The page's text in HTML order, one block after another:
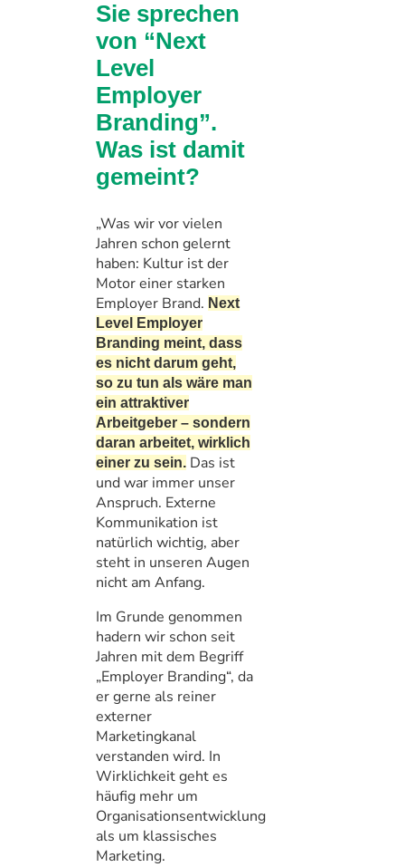
Sie sprechen
von “Next
Level
Employer
Branding”.
Was ist damit
gemeint?
„Was wir vor vielen
Jahren schon gelernt
haben: Kultur ist der
Motor einer starken
Employer Brand. Next
Level Employer
Branding meint, dass
es nicht darum geht,
so zu tun als wäre man
ein attraktiver
Arbeitgeber – sondern
daran arbeitet, wirklich
einer zu sein.Das ist
und war immer unser
Anspruch. Externe
Kommunikation ist
natürlich wichtig, aber
steht in unseren Augen
nicht am Anfang.
Im Grunde genommen
hadern wir schon seit
Jahren mit dem Begriff
„Employer Branding“, da
er gerne als reiner
externer
Marketingkanal
verstanden wird. In
Wirklichkeit geht es
häufig mehr um
Organisationsentwicklung
als um klassisches
Marketing.